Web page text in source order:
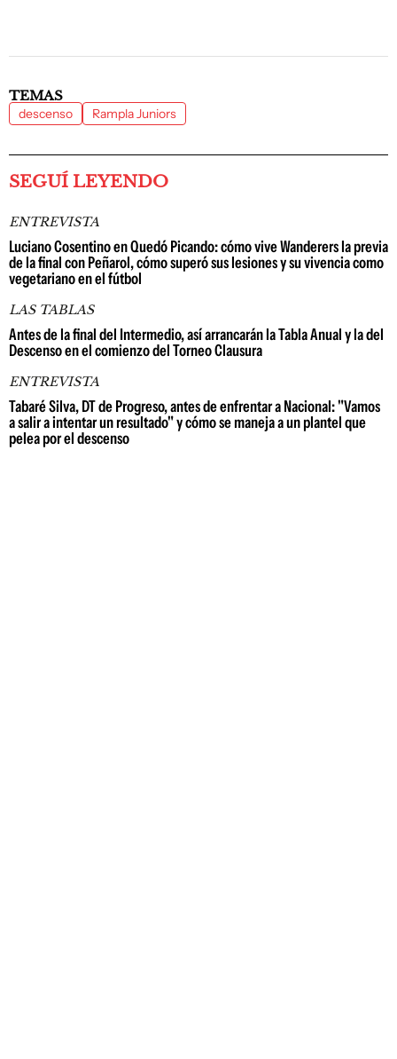
TEMAS
descenso Rampla Juniors
SEGUÍ LEYENDO
ENTREVISTA
Luciano Cosentino en Quedó Picando: cómo vive Wanderers la previa
de la final con Peñarol, cómo superó sus lesiones y su vivencia como
vegetariano en el fútbol
LAS TABLAS
Antes de la final del Intermedio, así arrancarán la Tabla Anual y la del
Descenso en el comienzo del Torneo Clausura
ENTREVISTA
Tabaré Silva, DT de Progreso, antes de enfrentar a Nacional: "Vamos
a salir a intentar un resultado" y cómo se maneja a un plantel que
pelea por el descenso